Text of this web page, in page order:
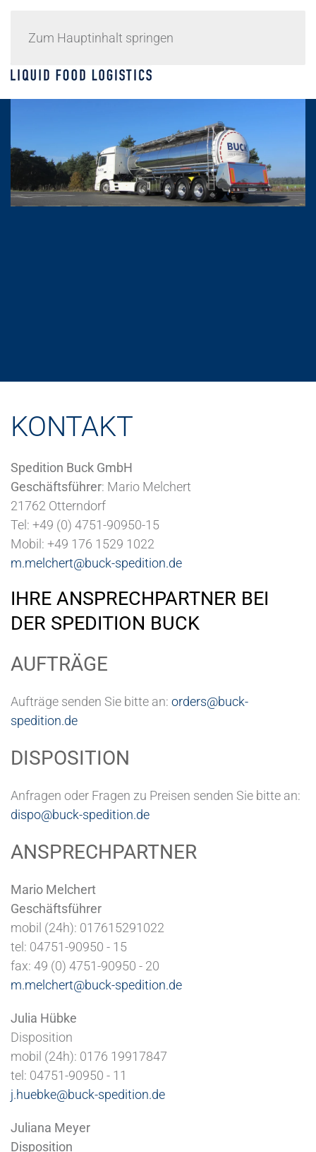
Zum Hauptinhalt springen
KONTAKT
Spedition Buck GmbH
Geschäftsführer: Mario Melchert
21762 Otterndorf
Tel: +49 (0) 4751-90950-15
Mobil: +49 176 1529 1022
m.melchert@buck-spedition.de
IHRE ANSPRECHPARTNER BEI
DER SPEDITION BUCK
AUFTRÄGE
Aufträge senden Sie bitte an: orders@buck-
spedition.de
DISPOSITION
Anfragen oder Fragen zu Preisen senden Sie bitte an:
dispo@buck-spedition.de
ANSPRECHPARTNER
Mario Melchert
Geschäftsführer
mobil (24h): 017615291022
tel: 04751-90950 - 15
fax: 49 (0) 4751-90950 - 20
m.melchert@buck-spedition.de
Julia Hübke
Disposition
mobil (24h): 0176 19917847
tel: 04751-90950 - 11
j.huebke@buck-spedition.de
Juliana Meyer
Disposition